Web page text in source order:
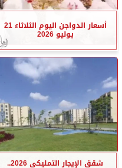
أسعار الدواجن اليوم الثلاثاء 21
يوليو 2026
شقق الإيجار التمليكي 2026..